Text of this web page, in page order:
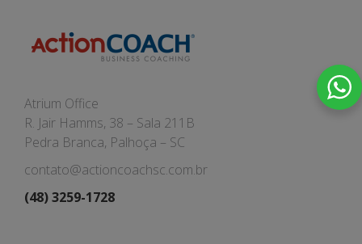
Atrium Office
R. Jair Hamms, 38 – Sala 211B
Pedra Branca, Palhoça – SC
contato@actioncoachsc.com.br
(48) 3259-1728